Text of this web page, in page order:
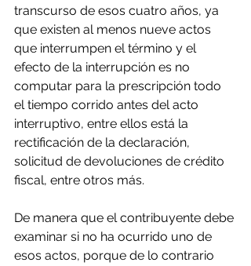
transcurso de esos cuatro años, ya
que existen al menos nueve actos
que interrumpen el término y el
efecto de la interrupción es no
computar para la prescripción todo
el tiempo corrido antes del acto
interruptivo, entre ellos está la
rectificación de la declaración,
solicitud de devoluciones de crédito
fiscal, entre otros más.
De manera que el contribuyente debe
examinar si no ha ocurrido uno de
esos actos, porque de lo contrario